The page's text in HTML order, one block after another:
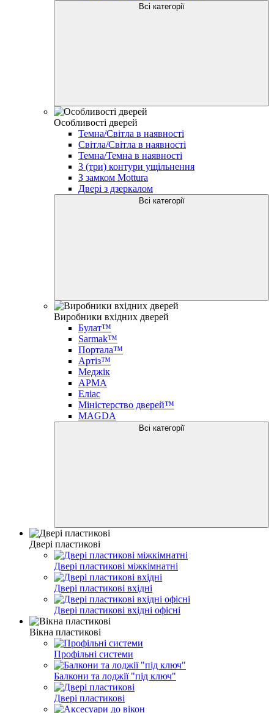
Всі категорії
Особливості дверей
Темна/Світла в наявності
Світла/Світла в наявності
Темна/Темна в наявності
3 (три) контури ущільнення
З замком Mottura
Двері з дзеркалом
Всі категорії
Виробники вхідних дверей
Булат™
Sarmak™
Портала™
Артіз™
Меджік
АРМА
Еліас
Міністерство дверей™
MAGDA
Всі категорії
Двері пластикові
Двері пластикові міжкімнатні
Двері пластикові вхідні
Двері пластикові вхідні офісні
Вікна пластикові
Профільні системи
Балкони та лоджії "під ключ"
Двері пластикові